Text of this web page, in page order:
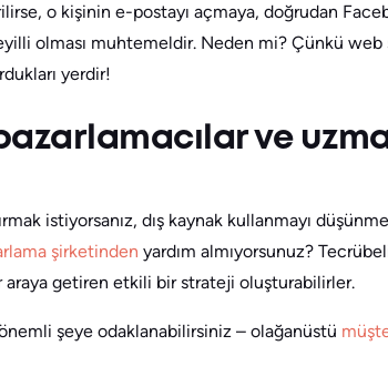
o kişinin e-postayı açmaya, doğrudan
olması muhtemeldir. Neden mi? Çünkü
yerdir!
ve
istiyorsanız, dış kaynak kullanmayı
şirketinden yardım almıyorsunuz?
araya getiren etkili bir strateji oluşturabilirler.
şeye odaklanabilirsiniz – olağanüstü